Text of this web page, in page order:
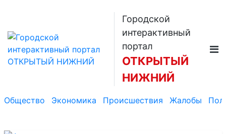
Городской
интерактивный
портал
ОТКРЫТЫЙ
НИЖНИЙ
Общество Экономика Происшествия Жалобы